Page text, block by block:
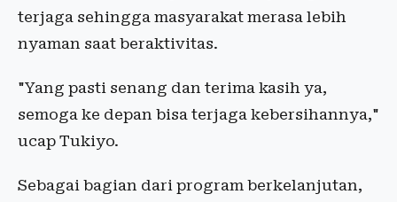
terjaga sehingga masyarakat merasa lebih
nyaman saat beraktivitas.
"Yang pasti senang dan terima kasih ya,
semoga ke depan bisa terjaga kebersihannya,"
ucap Tukiyo.
Sebagai bagian dari program berkelanjutan,